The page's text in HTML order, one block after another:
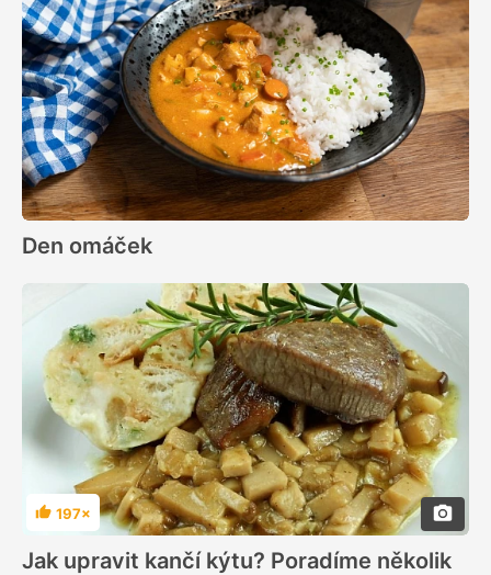
Den omáček
Hodnocení
197×
Jak upravit kančí kýtu? Poradíme několik